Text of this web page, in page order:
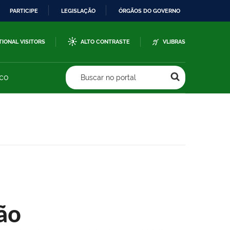
PARTICIPE LEGISLAÇÃO ÓRGÃOS DO GOVERNO
VISITORS ALTO CONTRASTE VLIBRAS
Buscar no portal